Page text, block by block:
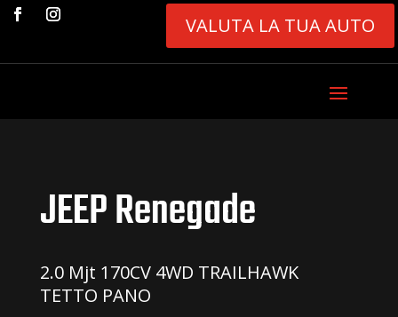
VALUTA LA TUA AUTO
JEEP Renegade
2.0 Mjt 170CV 4WD TRAILHAWK
TETTO PANO